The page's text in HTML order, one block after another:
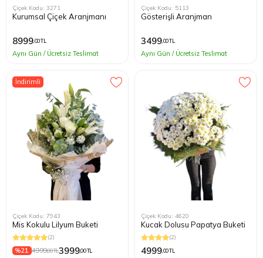
Çiçek Kodu: 3271
Kurumsal Çiçek Aranjmanı
8999,00 TL
Aynı Gün / Ücretsiz Teslimat
Çiçek Kodu: 5113
Gösterişli Aranjman
3499,00 TL
Aynı Gün / Ücretsiz Teslimat
İndirimli
Çiçek Kodu: 7943
Mis Kokulu Lilyum Buketi
(2)
%21 4999,00 TL3999,00 TL
Çiçek Kodu: 4620
Kucak Dolusu Papatya Buketi
(2)
4999,00 TL